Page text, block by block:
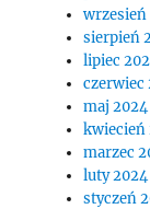
wrzesień
sierpień
lipiec
czerwiec
maj 2024
kwiecień
marzec
luty 2024
styczeń